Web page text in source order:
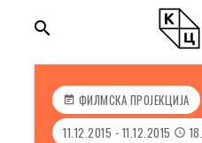
search
event_note ФИЛМСКА ПРОЈЕКЦИЈА
11.12.2015 - 11.12.2015 access_time